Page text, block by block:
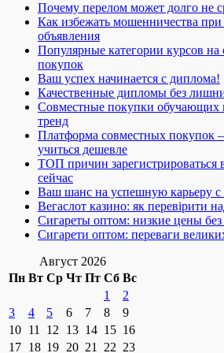
Почему перелом может долго не
Как избежать мошенничества при
объявления
Популярные категории курсов на
покупок
Ваш успех начинается с диплома!
Качественные дипломы без
Совместные покупки
тренд
Платформа совместных покупок
учиться дешевле
ТОП причин зарегистрироваться
сейчас
Ваш шанс на успешную карьеру
Вегаслот казино: як перевірити
Сигареты оптом: низкие цены
Сигарети оптом: переваги
Август 2026
Пн Вт Ср Чт Пт Сб Вс
1
2
3
4 5 6 7 8
9
10 11 12 13 14 15 16
17 18 19 20 21 22 23